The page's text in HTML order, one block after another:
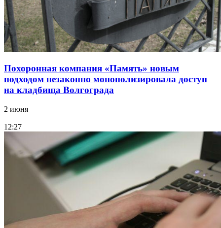
Похоронная компания «Память» новым
подходом незаконно монополизировала доступ
на кладбища Волгограда
2 июня
12:27